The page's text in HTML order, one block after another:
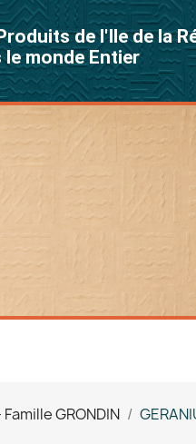
de l'Ile de la
monde Entier
GRONDIN